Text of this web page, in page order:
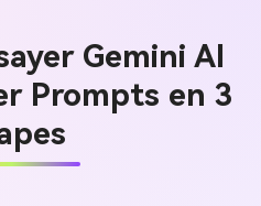
Gemini AI
Prompts en 3